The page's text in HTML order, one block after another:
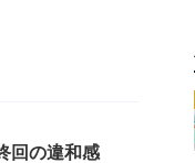
回の違和感